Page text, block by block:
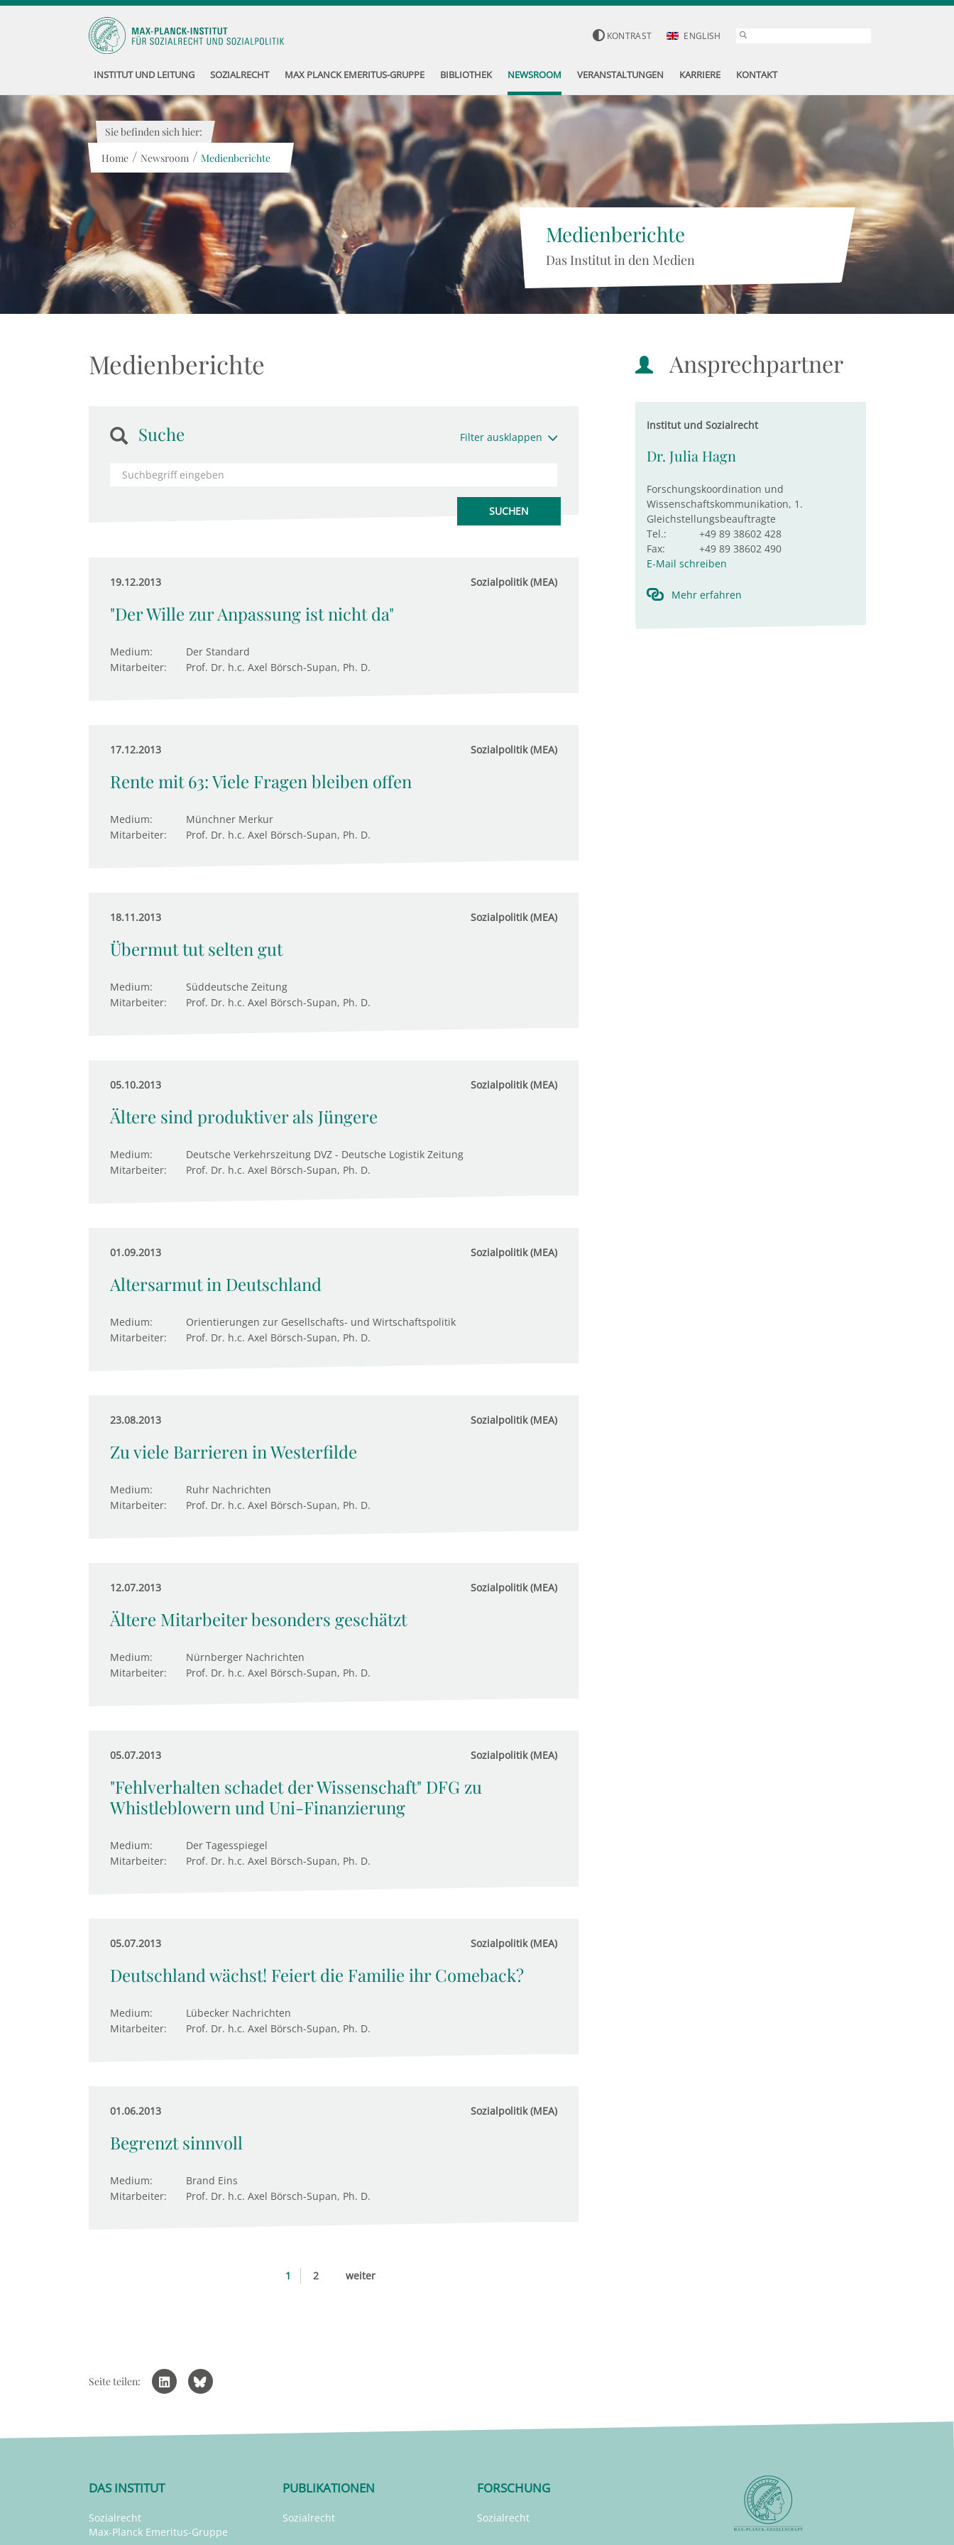
KONTRAST ENGLISH
INSTITUT UND LEITUNG SOZIALRECHT MAX PLANCK EMERITUS-GRUPPE BIBLIOTHEK NEWSROOM VERANSTALTUNGEN KARRIERE KONTAKT
Medienberichte
Das Institut in den Medien
Sie befinden sich hier:
Home / Newsroom / Medienberichte
Medienberichte
Suche Filter ausklappen
19.12.2013 Sozialpolitik (MEA)
"Der Wille zur Anpassung ist nicht da"
Medium:
Der Standard
Mitarbeiter:
Prof. Dr. h.c. Axel Börsch-Supan, Ph. D.
17.12.2013 Sozialpolitik (MEA)
Rente mit 63: Viele Fragen bleiben offen
Medium:
Münchner Merkur
Mitarbeiter:
Prof. Dr. h.c. Axel Börsch-Supan, Ph. D.
18.11.2013 Sozialpolitik (MEA)
Übermut tut selten gut
Medium:
Süddeutsche Zeitung
Mitarbeiter:
Prof. Dr. h.c. Axel Börsch-Supan, Ph. D.
05.10.2013 Sozialpolitik (MEA)
Ältere sind produktiver als Jüngere
Medium:
Deutsche Verkehrszeitung DVZ - Deutsche Logistik Zeitung
Mitarbeiter:
Prof. Dr. h.c. Axel Börsch-Supan, Ph. D.
01.09.2013 Sozialpolitik (MEA)
Altersarmut in Deutschland
Medium:
Orientierungen zur Gesellschafts- und Wirtschaftspolitik
Mitarbeiter:
Prof. Dr. h.c. Axel Börsch-Supan, Ph. D.
23.08.2013 Sozialpolitik (MEA)
Zu viele Barrieren in Westerfilde
Medium:
Ruhr Nachrichten
Mitarbeiter:
Prof. Dr. h.c. Axel Börsch-Supan, Ph. D.
12.07.2013 Sozialpolitik (MEA)
Ältere Mitarbeiter besonders geschätzt
Medium:
Nürnberger Nachrichten
Mitarbeiter:
Prof. Dr. h.c. Axel Börsch-Supan, Ph. D.
05.07.2013 Sozialpolitik (MEA)
"Fehlverhalten schadet der Wissenschaft" DFG zu
Whistleblowern und Uni-Finanzierung
Medium:
Der Tagesspiegel
Mitarbeiter:
Prof. Dr. h.c. Axel Börsch-Supan, Ph. D.
05.07.2013 Sozialpolitik (MEA)
Deutschland wächst! Feiert die Familie ihr Comeback?
Medium:
Lübecker Nachrichten
Mitarbeiter:
Prof. Dr. h.c. Axel Börsch-Supan, Ph. D.
01.06.2013 Sozialpolitik (MEA)
Begrenzt sinnvoll
Medium:
Brand Eins
Mitarbeiter:
Prof. Dr. h.c. Axel Börsch-Supan, Ph. D.
1 2 weiter
Ansprechpartner
Institut und Sozialrecht
Dr. Julia Hagn
Forschungskoordination und
Wissenschaftskommunikation, 1.
Gleichstellungsbeauftragte
Tel.:
+49 89 38602 428
Fax:
+49 89 38602 490
E-Mail schreiben
Mehr erfahren
Seite teilen:
DAS INSTITUT
Sozialrecht
Max-Planck Emeritus-Gruppe
PUBLIKATIONEN
Sozialrecht
FORSCHUNG
Sozialrecht